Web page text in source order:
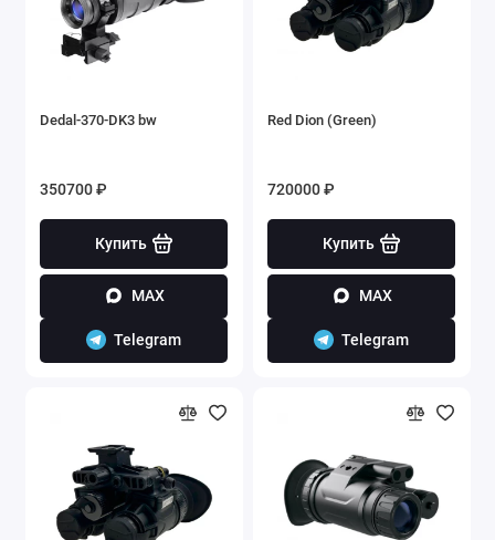
Dedal-370-DK3 bw
350700 ₽
Купить
MAX
Telegram
Red Dion (Green)
720000 ₽
Купить
MAX
Telegram